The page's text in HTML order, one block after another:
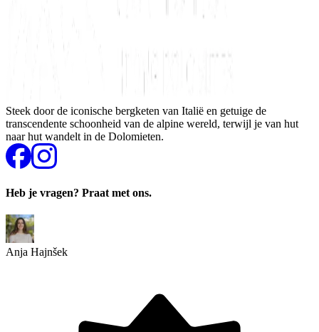
Steek door de iconische bergketen van Italië en getuige de
transcendente schoonheid van de alpine wereld, terwijl je van hut
naar hut wandelt in de Dolomieten.
Heb je vragen? Praat met ons.
Anja Hajnšek